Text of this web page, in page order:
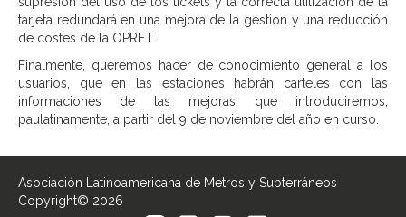
tarjeta redundará en una mejora de la gestion y una reducción
de costes de la OPRET.
Finalmente, queremos hacer de conocimiento general a los
usuarios, que en las estaciones habrán carteles con las
informaciones de las mejoras que introduciremos,
paulatinamente, a partir del 9 de noviembre del año en curso.
Asociación Latinoamericana de Metros y Subterráneos
Copyright© 2026